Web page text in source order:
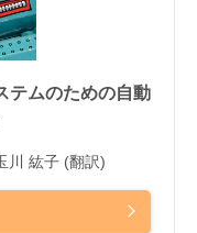
テムのための自動
川 紘子 (翻訳)